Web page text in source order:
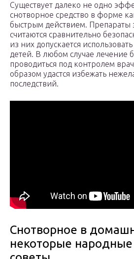
Существует далеко не одно
снотворное средство в форме
быстрым действием. Препараты
считаются сравнительно
из них допускается
детей. В любом случае лечение
проводиться под контролем
образом удастся избежать
последствий.
Снотворное в
некоторые